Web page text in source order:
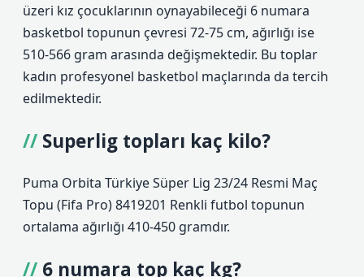
üzeri kız çocuklarının oynayabileceği 6 numara
basketbol topunun çevresi 72-75 cm, ağırlığı ise
510-566 gram arasında değişmektedir. Bu toplar
kadın profesyonel basketbol maçlarında da tercih
edilmektedir.
Superlig topları kaç kilo?
Puma Orbita Türkiye Süper Lig 23/24 Resmi Maç
Topu (Fifa Pro) 8419201 Renkli futbol topunun
ortalama ağırlığı 410-450 gramdır.
6 numara top kaç kg?